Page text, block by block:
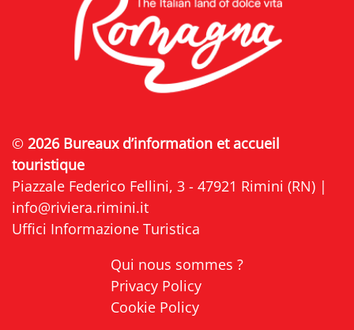
© 2026 Bureaux d’information et accueil
touristique
Piazzale Federico Fellini, 3 - 47921 Rimini (RN) |
info@riviera.rimini.it
Uffici Informazione Turistica
Qui nous sommes ?
Privacy Policy
Cookie Policy